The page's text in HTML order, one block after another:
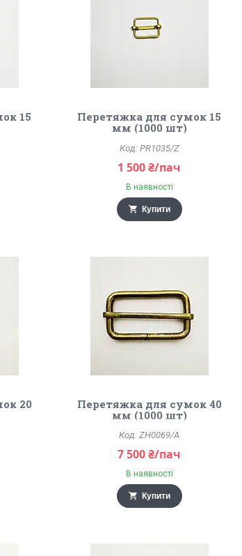
15
Перетяжка для сумок 15
мм (1000 шт)
PR1035/Z
1 500 ₴/пач
В наявності
Купити
20
Перетяжка для сумок 40
мм (1000 шт)
ZH0069/A
7 500 ₴/пач
В наявності
Купити